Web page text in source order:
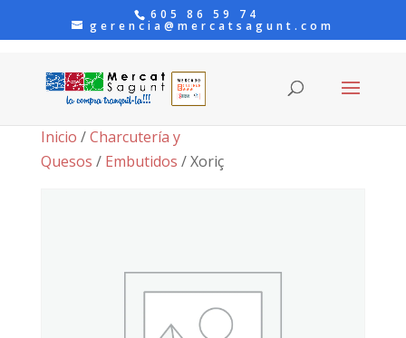
605 86 59 74
gerencia@mercatsagunt.com
Inicio /Charcutería y
Quesos / Embutidos / Xoriç